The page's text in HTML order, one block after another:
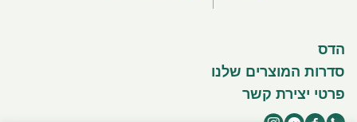
הדס
סדרות המוצרים שלנו
פרטי יצירת קשר